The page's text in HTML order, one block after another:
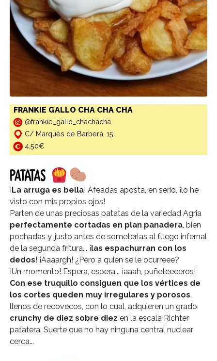
FRANKIE GALLO CHA CHA CHA
@frankie_gallo_chachacha
C/ Marquès de Barberà, 15.
4,50€
PATATAS
¡ La arruga es bella! Afeadas aposta, en serio, ¡lo he
visto con mis propios ojos!
Parten de unas preciosas patatas de la variedad Agria
perfectamente cortadas en plan panadera, bien
pochadas y, justo antes de someterlas al fuego infernal
de la segunda fritura... ¡las espachurran con los
dedos! ¡Aaaargh! ¿Pero a quién se le ocurreee?
¡Un momento! Espera, espera... ¡aaah, puñeteeeeros!
Con ese truquillo consiguen que los vértices de
los cortes queden muy irregulares y porosos,
llenos de recovecos, con lo cual, adquieren un grado
crunchy de diez sobre diez en la escala Richter
patatera. Suerte que no hay ninguna central nuclear
cerca...